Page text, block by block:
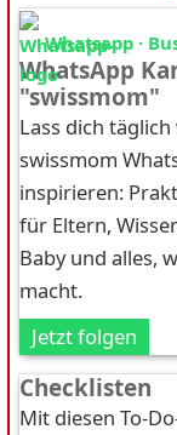
Whatsapp ·
WhatsApp
"swissmom"
Lass dich täglich
swissmom
inspirieren:
für Eltern,
Baby und alles,
macht.
Jetzt folgen
Checklisten
Mit diesen To-